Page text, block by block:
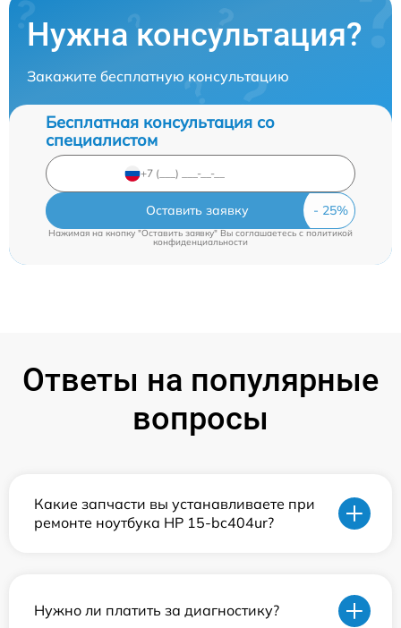
Нужна консультация?
Закажите бесплатную консультацию
Бесплатная консультация со
специалистом
Оставить заявку
Нажимая на кнопку "Оставить заявку" Вы соглашаетесь cполитикой
конфиденциальности
Ответы на популярные
вопросы
Какие запчасти вы устанавливаете при
ремонте ноутбука HP 15-bc404ur?
Нужно ли платить за диагностику?